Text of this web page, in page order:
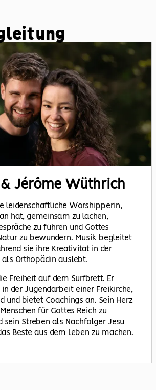
Jérôme Wüthrich
leidenschaftliche Worshipperin,
hat, gemeinsam zu lachen,
zu führen und Gottes
zu bewundern. Musik begleitet
sie ihre Kreativität in der
als Orthopädin auslebt.
Freiheit auf dem Surfbrett. Er
der Jugendarbeit einer Freikirche,
und bietet Coachings an. Sein Herz
für Gottes Reich zu
sein Streben als Nachfolger Jesu
Beste aus dem Leben zu machen.